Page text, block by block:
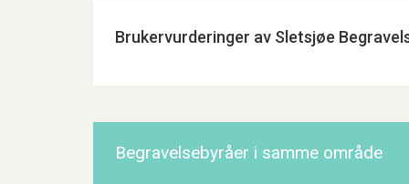
Brukervurderinger av Sletsjøe
Begravelsebyråer i samme område